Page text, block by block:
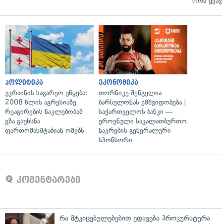
პოლიტიკა
უკრაინის საგარეო უწყება:
2008 წლის აგრესიაზე
რეაგირების ნაკლებობამ
გზა გაუხსნა
ფართომასშტაბიან ომებს
ეკონომიკა
თორნიკე შენგელია
ბარსელონას ემშვიდობება |
საქართველოს ბანკი —
ეროვნული საკალათბურთო
ნაკრების გენერალური
სპონსორი
კომენტარები
რა მტკიცებულებებით ედავება პროკურატურა